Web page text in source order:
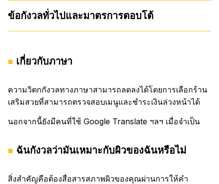
ข้อกังวลทั่วไปและมาตรการตอบโต้
เกี่ยวกับภาษา
ความวิตกกังวลทางภาษาสามารถลดลงได้โดยการเลือกร้าน
เสริมสวยที่สามารถตรวจสอบเมนูและชำระเงินล่วงหน้าได้
นอกจากนี้ยังมีคนที่ใช้ Google Translate ฯลฯ เมื่อจำเป็น
ฉันกังวลว่ามันเหมาะกับผิวของฉันหรือไม่
สิ่งสำคัญคือต้องสื่อสารสภาพผิวของคุณผ่านการให้คำ